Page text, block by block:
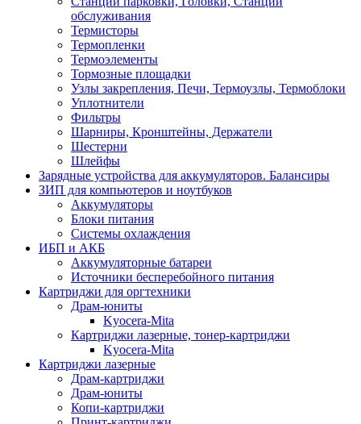
обслуживания
Термисторы
Термопленки
Термоэлементы
Тормозные площадки
Узлы закрепления, Печи, Термоузлы, Термоблоки
Уплотнители
Фильтры
Шарниры, Кронштейны, Держатели
Шестерни
Шлейфы
Зарядные устройства для аккумуляторов. Балансиры
ЗИП для компьютеров и ноутбуков
Аккумуляторы
Блоки питания
Системы охлаждения
ИБП и АКБ
Аккумуляторные батареи
Источники бесперебойного питания
Картриджи для оргтехники
Драм-юниты
Kyocera-Mita
Картриджи лазерные, тонер-картриджи
Kyocera-Mita
Картриджи лазерные
Драм-картриджи
Драм-юниты
Копи-картриджи